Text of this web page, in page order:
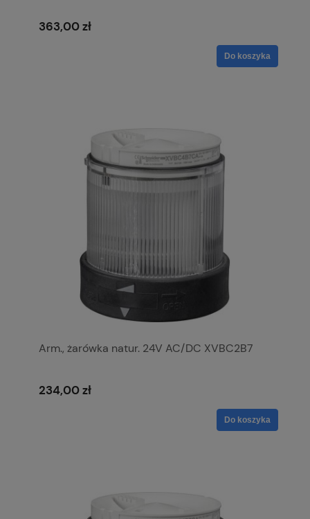
363,00 zł
Do koszyka
Arm., żarówka natur. 24V AC/DC XVBC2B7
234,00 zł
Do koszyka